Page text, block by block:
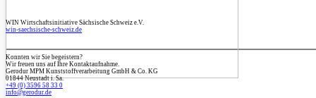
WIN Wirtschaftsinitiative Sächsische Schweiz e.V.
win-saechsische-schweiz.de
Konnten wir Sie begeistern?
Wir freuen uns auf Ihre Kontaktaufnahme.
Gerodur MPM Kunststoffverarbeitung GmbH & Co. KG
01844 Neustadt i. Sa.
+49 (0) 3596 58 33 0
info­@gerodur.de